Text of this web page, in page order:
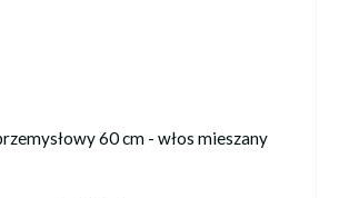
60 cm - włos mieszany